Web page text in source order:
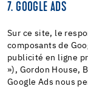
7. GOOGLE ADS
Sur ce site, le
composants de
publicité en ligne
»), Gordon House,
Google Ads nous